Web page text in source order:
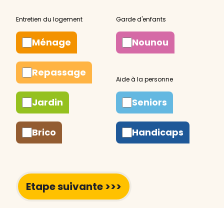
Ménage
Repassage
Jardin
Brico
Nounou
Seniors
Handicaps